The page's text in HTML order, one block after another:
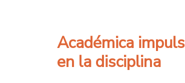
Académica
en la disciplina